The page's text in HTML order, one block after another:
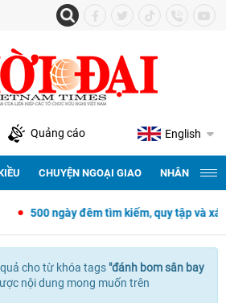
Quảng cáo English
CHUYỆN NGOẠI GIAO NHÂN
500 ngày đêm tìm kiếm, quy tập và xác
chotừ khóa tags "đánh bom sân bay
nội dung mong muốn trên